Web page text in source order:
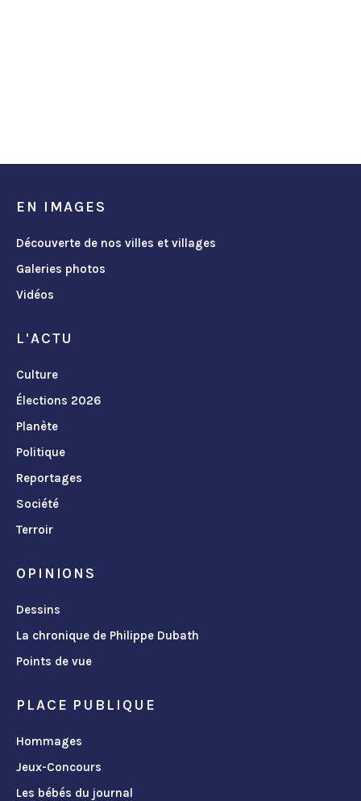
EN IMAGES
Découverte de nos villes et villages
Galeries photos
Vidéos
L'ACTU
Culture
Élections 2026
Planète
Politique
Reportages
Société
Terroir
OPINIONS
Dessins
La chronique de Philippe Dubath
Points de vue
PLACE PUBLIQUE
Hommages
Jeux-Concours
Les bébés du journal